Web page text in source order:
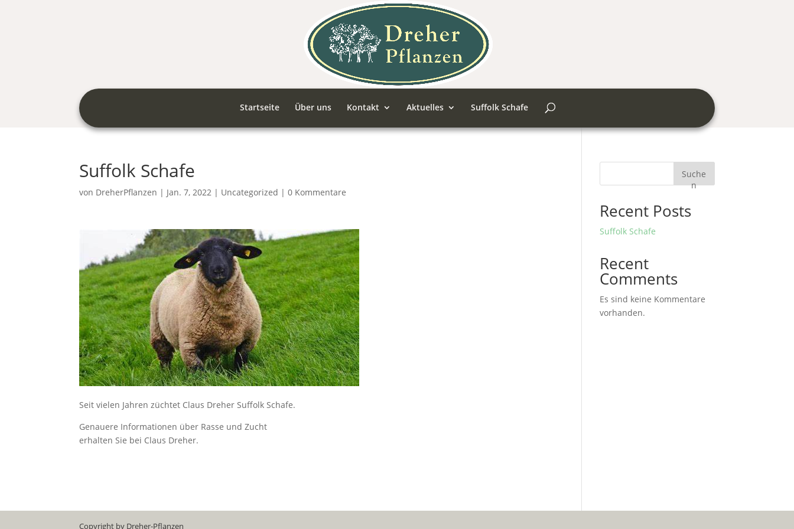
Startseite Über uns Kontakt Aktuelles Suffolk Schafe
Suffolk Schafe
von DreherPflanzen | Jan. 7, 2022 | Uncategorized |0 Kommentare
Seit vielen Jahren züchtet Claus Dreher Suffolk Schafe.
Genauere Informationen über Rasse und Zucht
erhalten Sie bei Claus Dreher.
Suche
n
Recent Posts
Suffolk Schafe
Recent
Comments
Es sind keine Kommentare
vorhanden.
Copyright by Dreher-Pflanzen